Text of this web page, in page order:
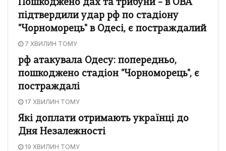
Пошкоджено дах та трибуни – в ОВА
підтвердили удар рф по стадіону
"Чорноморець" в Одесі, є постраждалий
7 ХВИЛИН ТОМУ
рф атакувала Одесу: попередньо,
пошкоджено стадіон "Чорноморець", є
постраждалі
17 ХВИЛИН ТОМУ
Які доплати отримають українці до
Дня Незалежності
19 ХВИЛИН ТОМУ